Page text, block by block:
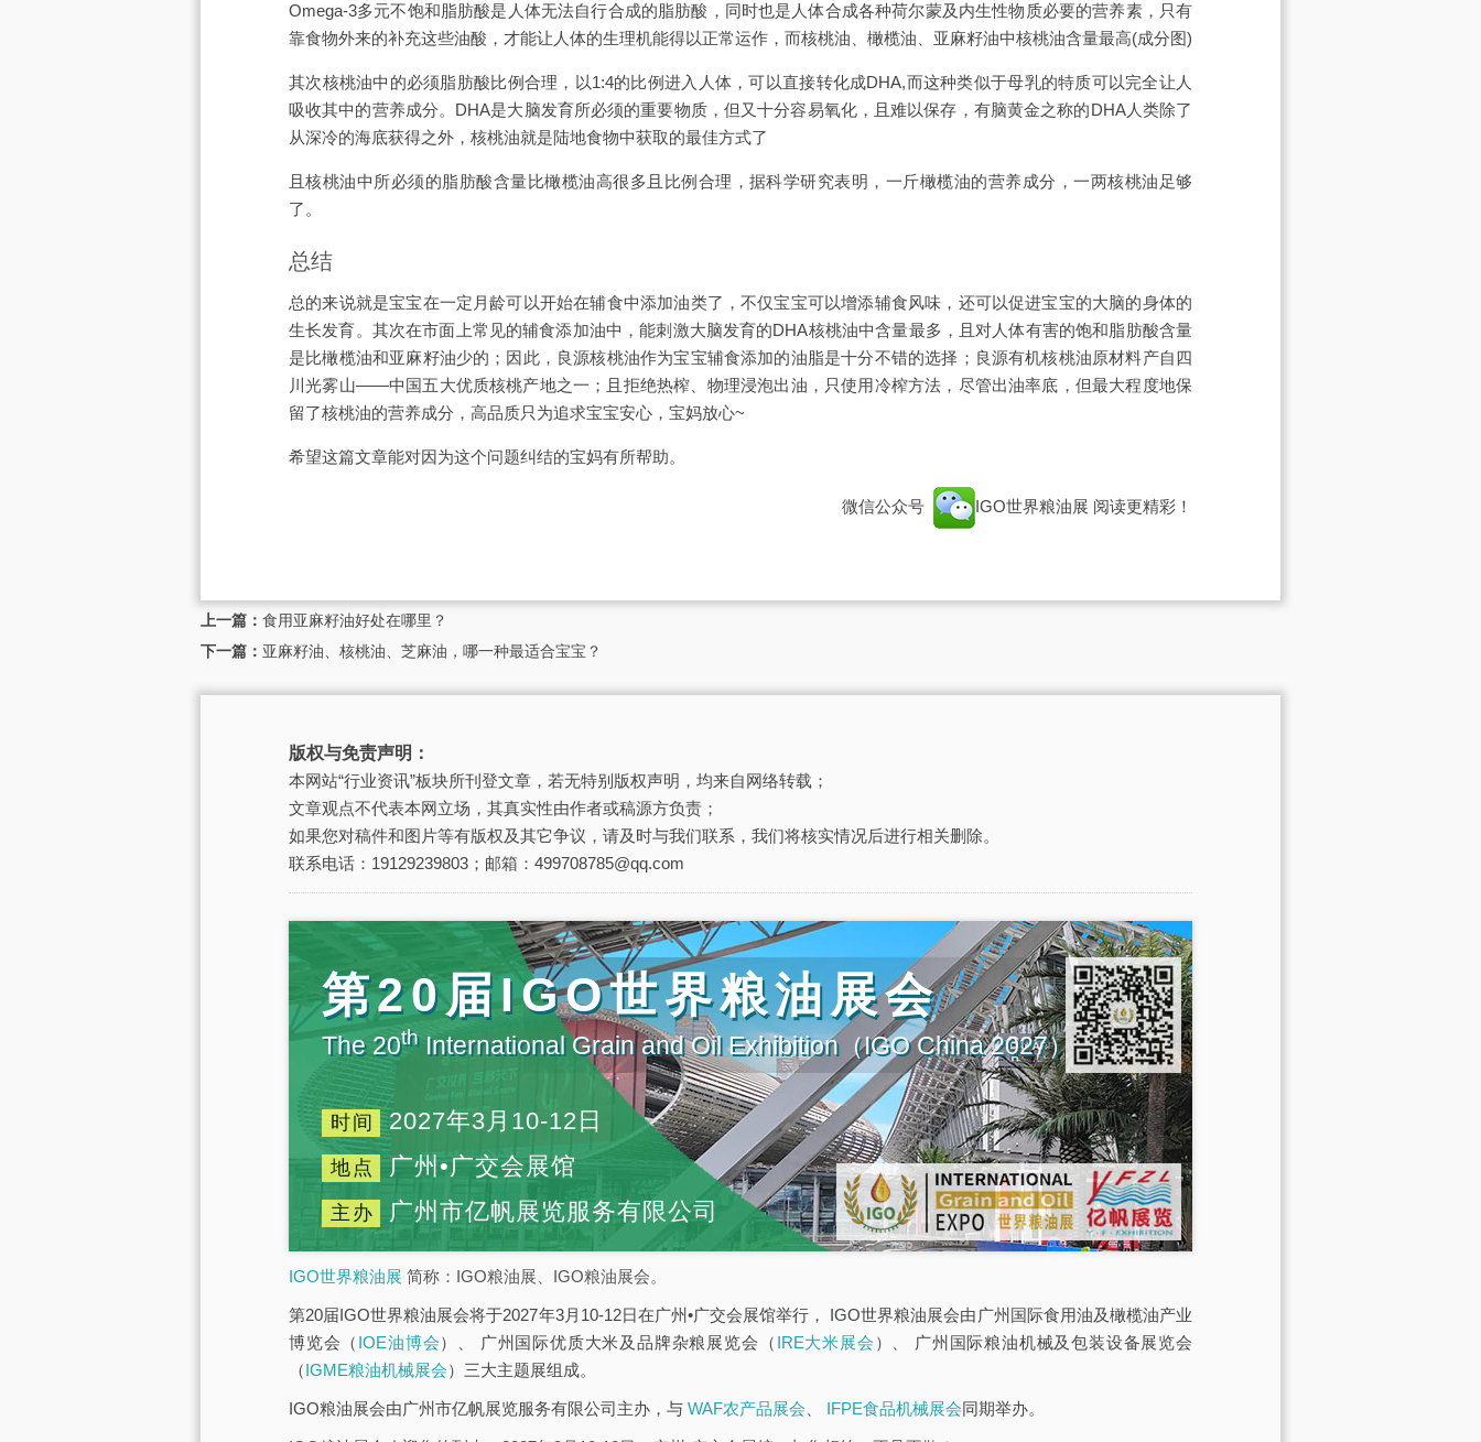
Omega-3多元不饱和脂肪酸是人体无法自行合成的脂肪酸，同时也是人体合成各种荷尔蒙及内生性物质必要的营养素，只有
靠食物外来的补充这些油酸，才能让人体的生理机能得以正常运作，而核桃油、橄榄油、亚麻籽油中核桃油含量最高(成分图)
其次核桃油中的必须脂肪酸比例合理，以1:4的比例进入人体，可以直接转化成DHA,而这种类似于母乳的特质可以完全让人
吸收其中的营养成分。DHA是大脑发育所必须的重要物质，但又十分容易氧化，且难以保存，有脑黄金之称的DHA人类除了
从深冷的海底获得之外，核桃油就是陆地食物中获取的最佳方式了
且核桃油中所必须的脂肪酸含量比橄榄油高很多且比例合理，据科学研究表明，一斤橄榄油的营养成分，一两核桃油足够
了。
总结
总的来说就是宝宝在一定月龄可以开始在辅食中添加油类了，不仅宝宝可以增添辅食风味，还可以促进宝宝的大脑的身体的
生长发育。其次在市面上常见的辅食添加油中，能刺激大脑发育的DHA核桃油中含量最多，且对人体有害的饱和脂肪酸含量
是比橄榄油和亚麻籽油少的；因此，良源核桃油作为宝宝辅食添加的油脂是十分不错的选择；良源有机核桃油原材料产自四
川光雾山——中国五大优质核桃产地之一；且拒绝热榨、物理浸泡出油，只使用冷榨方法，尽管出油率底，但最大程度地保
留了核桃油的营养成分，高品质只为追求宝宝安心，宝妈放心~
希望这篇文章能对因为这个问题纠结的宝妈有所帮助。
微信公众号 IGO世界粮油展 阅读更精彩！
上一篇： 食用亚麻籽油好处在哪里？
下一篇： 亚麻籽油、核桃油、芝麻油，哪一种最适合宝宝？
版权与免责声明：
本网站“行业资讯”板块所刊登文章，若无特别版权声明，均来自网络转载；
文章观点不代表本网立场，其真实性由作者或稿源方负责；
如果您对稿件和图片等有版权及其它争议，请及时与我们联系，我们将核实情况后进行相关删除。
联系电话：19129239803；邮箱：499708785@qq.com
第20届IGO世界粮油展会
The 20thInternational Grain and Oil Exhibition（IGO China 2027）
时间 2027年3月10-12日
地点 广州•广交会展馆
主办 广州市亿帆展览服务有限公司
IGO世界粮油展 简称：IGO粮油展、IGO粮油展会。
第20届IGO世界粮油展会将于2027年3月10-12日在广州•广交会展馆举行， IGO世界粮油展会由广州国际食用油及橄榄油产业
博览会（ IOE油博会）、 广州国际优质大米及品牌杂粮展览会（ IRE大米展会 ）、 广州国际粮油机械及包装设备展览会
（IGME粮油机械展会）三大主题展组成。
IGO粮油展会由广州市亿帆展览服务有限公司主办，与 WAF农产品展会 IFPE食品机械展会同期举办。